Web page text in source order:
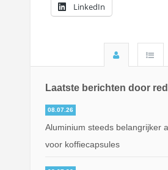
LinkedIn
Laatste berichten door
08.07.26
Aluminium steeds belangrijker
voor koffiecapsules